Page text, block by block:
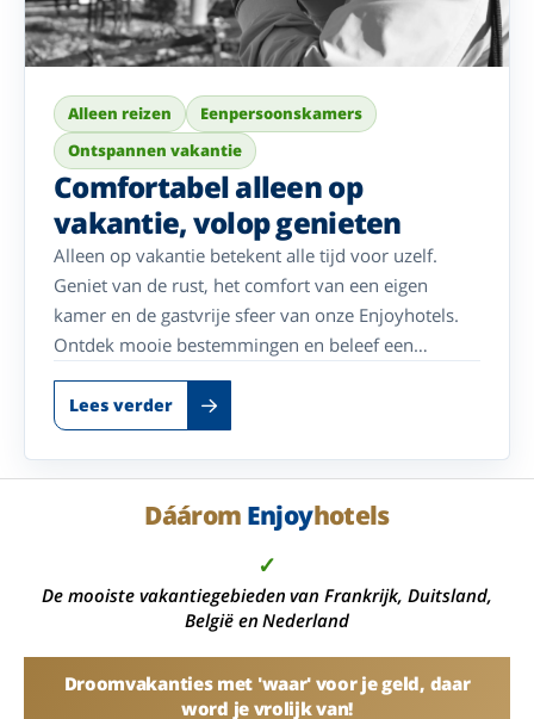
Alleen reizen
Eenpersoonskamers
Ontspannen vakantie
Comfortabel alleen op
vakantie, volop genieten
Alleen op vakantie betekent alle tijd voor uzelf.
Geniet van de rust, het comfort van een eigen
kamer en de gastvrije sfeer van onze Enjoyhotels.
Ontdek mooie bestemmingen en beleef een
onbezorgde vakantie, helemaal in uw eigen tempo.
Lees verder
Dáárom Enjoyhotels
✓
De mooiste vakantiegebieden van Frankrijk, Duitsland,
België en Nederland
Droomvakanties met 'waar' voor je geld, daar
word je vrolijk van!